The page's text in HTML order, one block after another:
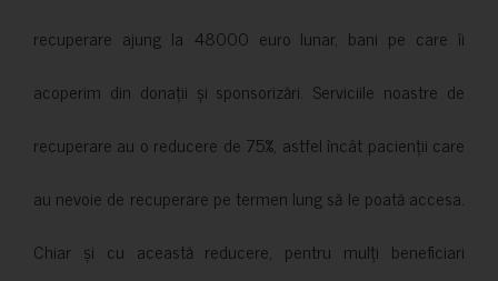
recuperare ajung la 48000 euro lunar, bani pe care îi
acoperim din donații și sponsorizări. Serviciile noastre de
recuperare au o reducere de 75%, astfel încât pacienții care
au nevoie de recuperare pe termen lung să le poată accesa.
Chiar și cu această reducere, pentru mulți beneficiari